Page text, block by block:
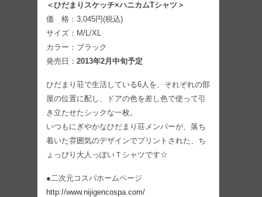
＜ひだまりスケッチ×ハニカムTシャツ＞
価 格：3,045円(税込)
サイズ：M/L/XL
カラー：ブラック
発売日： 2013年2月中旬予定
ひだまり荘で生活している6人を、それぞれの部
屋の位置に配し、ドアの色を差し色で使って引
き立たせたシックな一枚。
いつもにぎやかなひだまり荘メンバーが、落ち
着いた雰囲気のデザインでプリントされた、ち
ょっぴり大人っぽいＴシャツです☆
●二次元コスパホームページ
http://www.nijigencospa.com/